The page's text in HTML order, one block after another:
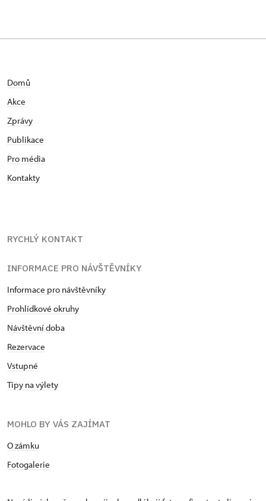
Domů
Akce
Zprávy
Publikace
Pro média
Kontakty
RYCHLÝ KONTAKT
INFORMACE PRO NÁVŠTĚVNÍKY
Informace pro návštěvníky
Prohlídkové okruhy
Návštěvní doba
Rezervace
Vstupné
Tipy na výlety
MOHLO BY VÁS ZAJÍMAT
O zámku
Fotogalerie